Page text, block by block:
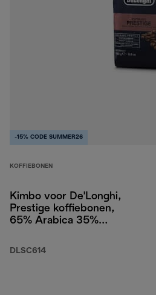
-15% CODE SUMMER26
KOFFIEBONEN
Kimbo voor De'Longhi,
Prestige koffiebonen,
65% Arabica 35%
DLSC614